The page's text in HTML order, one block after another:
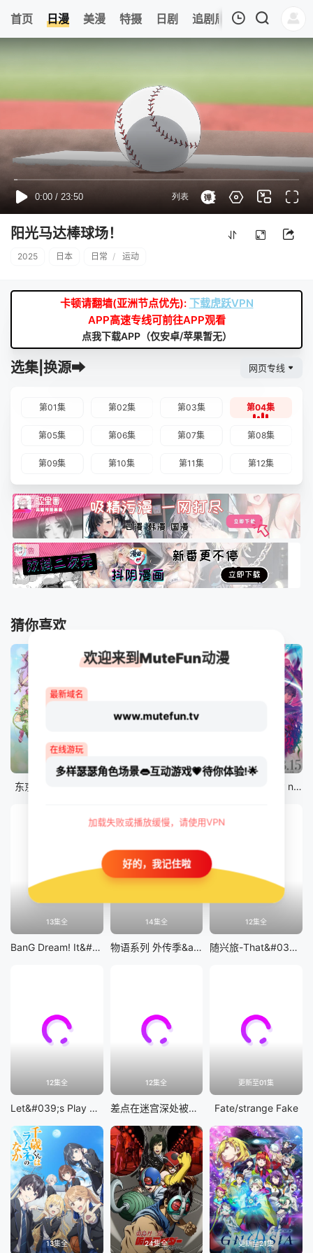
首页 日漫 美漫 特摄 日剧 追剧周表 今日更新
我的观影记录
暂无观看影片的记录
阳光马达棒球场！
2025 日本 日常 / 运动
卡顿请翻墙(亚洲节点优先): 下载虎跃VPN
APP高速专线可前往APP观看
点我下载APP（仅安卓/苹果暂无）
选集|换源➡ 网页专线
第01集 第02集 第03集 第04集
第05集 第06集 第07集 第08集
第09集 第10集 第11集 第12集
猜你喜欢
12集全
东京猫猫 NEW～♡ 剧场版 Fate/stay night [Heaven&#039;s Feel] III.spring song
13集全
BanG Dream! It&#039;s MyGO!!!!!
14集全
物语系列 外传季&amp;怪物季
12集全
随兴旅-That&#039;s Journey-
12集全
Let&#039;s Play 充满挑战的人生
12集全
差点在迷宫深处被信任的伙伴杀掉，但靠着天赐技能「无限扭蛋」获得等级9999的伙伴，我要向前队友和世界展开复仇&amp;「给他们好看！」
更新至01集
Fate/strange Fake
13集全 24集全 更新至21集
欢迎来到MuteFun动漫
最新域名
www.mutefun.tv
在线游玩
多样瑟瑟角色场景👄互动游戏💗待你体验!🌟
加载失败或播放缓慢，请使用VPN
好的，我记住啦